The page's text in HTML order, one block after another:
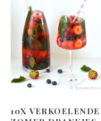
10X VERKOELENDE